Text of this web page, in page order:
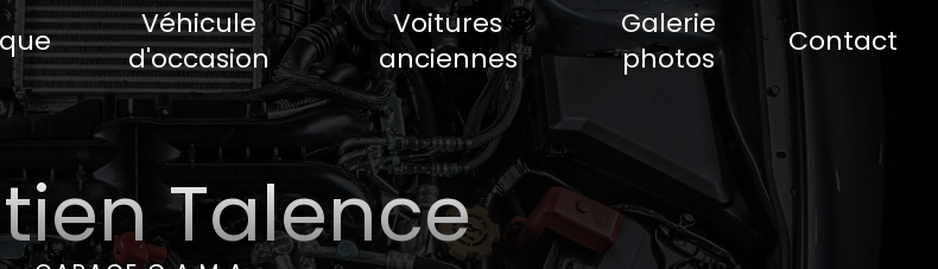
Véhicule
d'occasion
Voitures
anciennes
Galerie
photos
Contact
Talence